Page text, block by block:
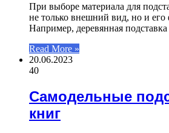
При выборе материала для
не только внешний вид, но и его
Например, деревянная
Read More »
20.06.2023
40
Самодельные
книг